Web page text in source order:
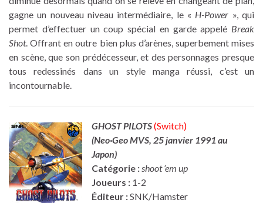
gagne un nouveau niveau intermédiaire, le « H-Power », qui
permet d’effectuer un coup spécial en garde appelé Break
Shot. Offrant en outre bien plus d’arènes, superbement mises
en scène, que son prédécesseur, et des personnages presque
tous redessinés dans un style manga réussi, c’est un
incontournable.
GHOST PILOTS(Switch)
(Neo·Geo MVS, 25 janvier 1991 au
Japon)
Catégorie :shoot ’em up
Joueurs : 1-2
Éditeur :SNK/Hamster